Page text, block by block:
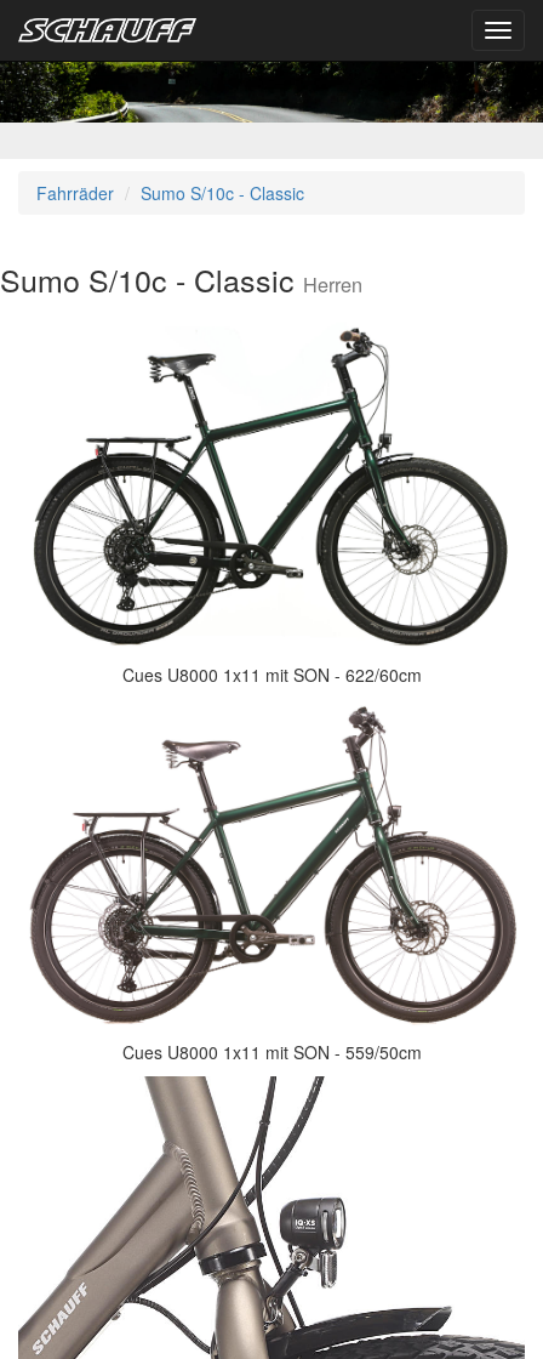
Fahrräder Sumo S/10c - Classic
Sumo S/10c - Classic Herren
Cues U8000 1x11 mit SON - 622/60cm
Cues U8000 1x11 mit SON - 559/50cm